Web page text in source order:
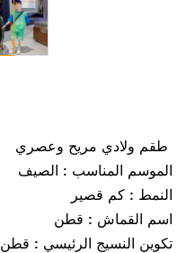
الموسم المناسب : الصيف
النمط : كم قصير
اسم القماش : قطن
تكوين النسيج الرئيسي : قطن